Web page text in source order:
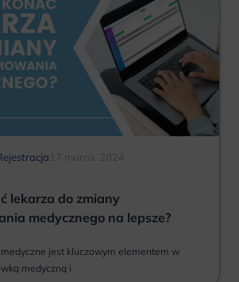
17 marca, 2024
lekarza do zmiany
medycznego na lepsze?
jest kluczowym elementem w
medyczną i